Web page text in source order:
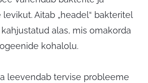
Aitab „headel“ bakteritel
alas, mis omakorda
kohalolu.
leevendab tervise probleeme